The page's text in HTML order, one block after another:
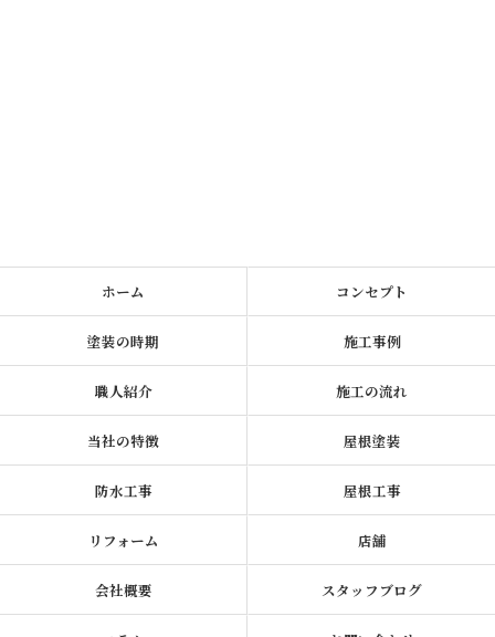
ホーム コンセプト
塗装の時期 施工事例
職人紹介 施工の流れ
当社の特徴 屋根塗装
防水工事 屋根工事
リフォーム 店舗
会社概要 スタッフブログ